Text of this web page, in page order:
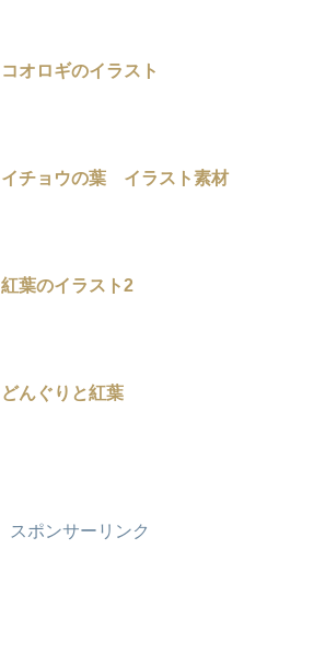
コオロギのイラスト
イチョウの葉 イラスト素材
紅葉のイラスト2
どんぐりと紅葉
スポンサーリンク